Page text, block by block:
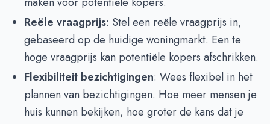
Reële vraagprijs: Stel een reële vraagprijs in,
gebaseerd op de huidige woningmarkt. Een te
hoge vraagprijs kan potentiële kopers afschrikken.
Flexibiliteit bezichtigingen: Wees flexibel in het
plannen van bezichtigingen. Hoe meer mensen je
huis kunnen bekijken, hoe groter de kans dat je